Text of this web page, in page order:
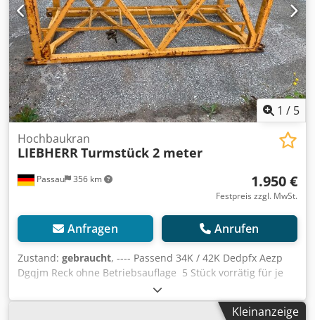
1 / 5
Passau 356 km
Hochbaukran
LIEBHERRTurmstück 2 meter
1.950 €
Festpreis zzgl. MwSt.
Anfragen Anrufen
Zustand: gebraucht, ---- Passend 34K / 42K Dedpfx Aezp
Dgqjm Reck ohne Betriebsauflage 5 Stück vorrätig für je
1950,00¤ Standort: Langenzenn
Kleinanzeige